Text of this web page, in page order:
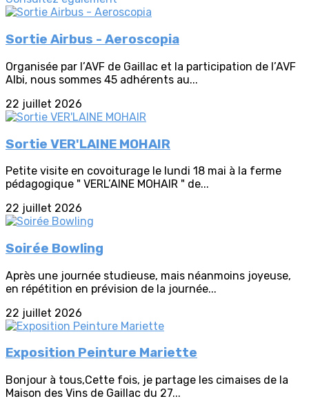
Sortie Airbus - Aeroscopia
Organisée par l’AVF de Gaillac et la participation de l’AVF
Albi, nous sommes 45 adhérents au...
22 juillet 2026
Sortie VER'LAINE MOHAIR
Petite visite en covoiturage le lundi 18 mai à la ferme
pédagogique " VERL’AINE MOHAIR " de...
22 juillet 2026
Soirée Bowling
Après une journée studieuse, mais néanmoins joyeuse,
en répétition en prévision de la journée...
22 juillet 2026
Exposition Peinture Mariette
Bonjour à tous,Cette fois, je partage les cimaises de la
Maison des Vins de Gaillac du 27...